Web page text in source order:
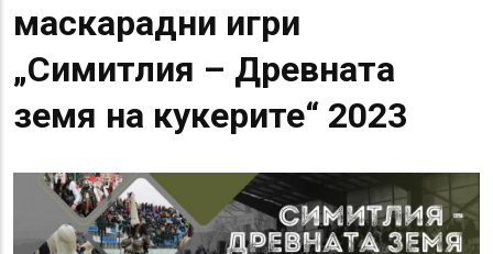
маскарадни игри
„Симитлия – Древната
земя на кукерите“ 2023